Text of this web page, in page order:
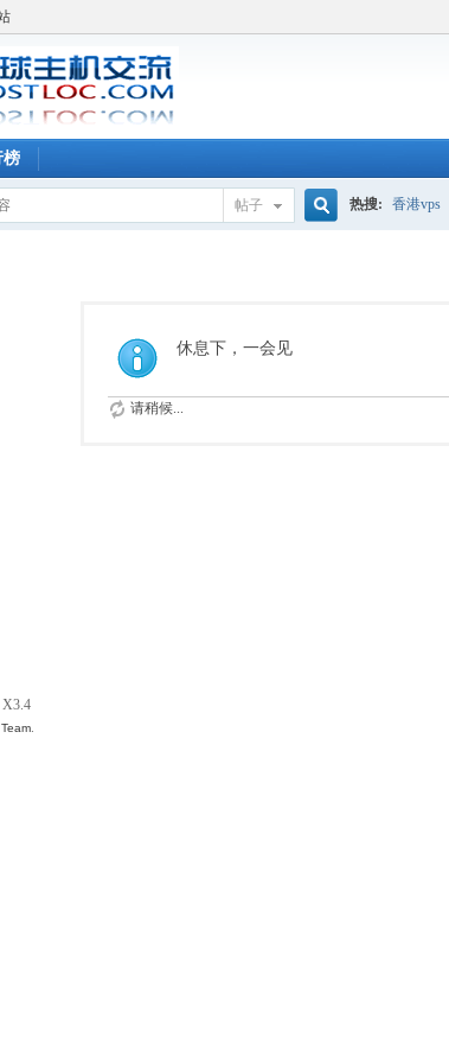
榜
帖子 热搜: 香港vps
休息下，一会见
请稍候...
X3.4